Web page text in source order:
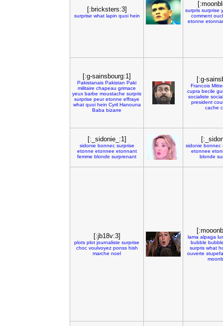
[:bricksters:3]
surprise what lapin quoi hein
surpris surprise
comment
etonne
[:g-sainsbourg:1]
Pakistanais Pakistan Paki
militaire chapeau grimace
yeux barbe moustache surpris
surprise peur etonne effraye
what quoi hein Cyril Hanouna
Baba bizarre
[:g-
Francois
cupra becile
socialiste
president
cache
[:_sidonie_:1]
sidonie bonnec surprise
etonne etonnee etonnant
femme blonde surprenant
sidonie bonnec
etonnee
blonde
[:jb18v:3]
plots plot journaliste surprise
choc voulvoyez ponss hish
marche noel
lama alpaga
bubble
surpris what
ouverte